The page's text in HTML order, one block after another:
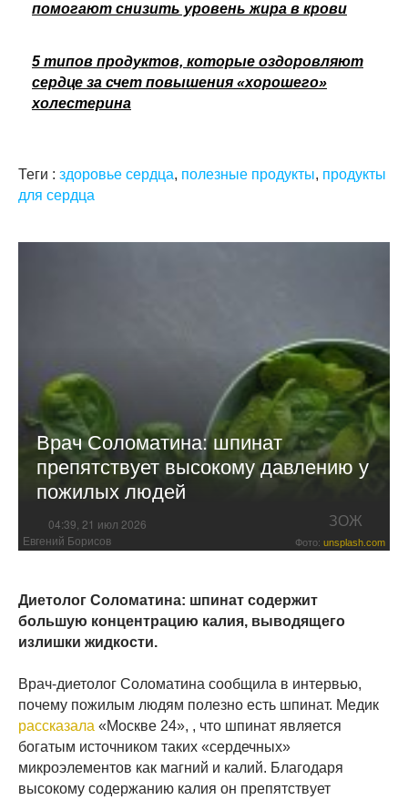
помогают снизить уровень жира в крови
5 типов продуктов, которые оздоровляют
сердце за счет повышения «хорошего»
холестерина
Теги : здоровье сердца, полезные продукты, продукты
для сердца
Врач Соломатина: шпинат
препятствует высокому давлению у
пожилых людей
04:39, 21 июл 2026 ЗОЖ
Евгений Борисов Фото: unsplash.com
Диетолог Соломатина: шпинат содержит
большую концентрацию калия, выводящего
излишки жидкости.
Врач-диетолог Соломатина сообщила в интервью,
почему пожилым людям полезно есть шпинат. Медик
рассказала «Москве 24», , что шпинат является
богатым источником таких «сердечных»
микроэлементов как магний и калий. Благодаря
высокому содержанию калия он препятствует